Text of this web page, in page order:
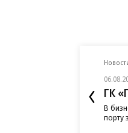
ГК
В
порту